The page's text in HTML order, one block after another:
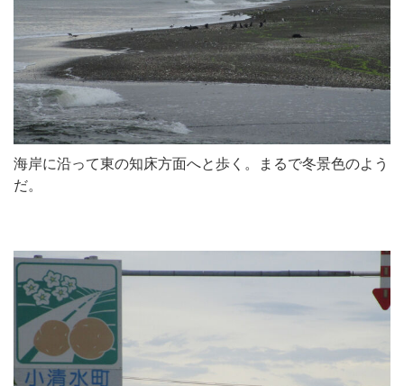
海岸に沿って東の知床方面へと歩く。まるで冬景色のよう
だ。